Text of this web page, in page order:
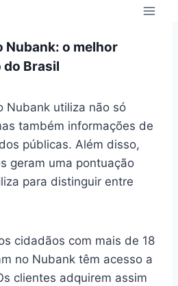
Nubank: o melhor
Brasil
Nubank utiliza não só
também informações de
públicas. Além disso,
geram uma pontuação
para distinguir entre
cidadãos com mais de 18
no Nubank têm acesso a
clientes adquirem assim